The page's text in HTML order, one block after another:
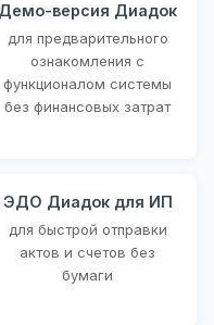
Демо-версия Диадок
для предварительного
ознакомления с
функционалом системы
без финансовых затрат
ЭДО Диадок для ИП
для быстрой отправки
актов и счетов без
бумаги